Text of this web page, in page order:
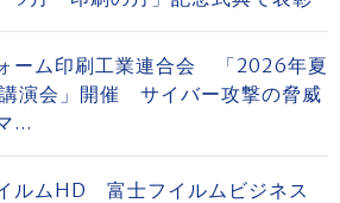
ーム印刷工業連合会 「2026年夏
演会」開催 サイバー攻撃の脅威
...
ルムHD 富士フイルムビジネス